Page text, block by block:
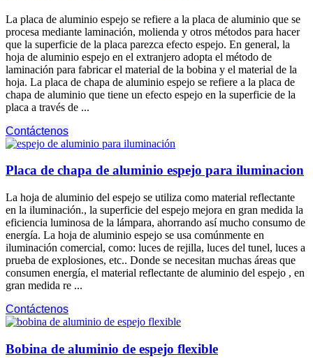
La placa de aluminio espejo se refiere a la placa de aluminio que se
procesa mediante laminación, molienda y otros métodos para hacer
que la superficie de la placa parezca efecto espejo. En general, la
hoja de aluminio espejo en el extranjero adopta el método de
laminación para fabricar el material de la bobina y el material de la
hoja. La placa de chapa de aluminio espejo se refiere a la placa de
chapa de aluminio que tiene un efecto espejo en la superficie de la
placa a través de ...
Contáctenos
Placa de chapa de aluminio espejo para iluminacion
La hoja de aluminio del espejo se utiliza como material reflectante
en la iluminación., la superficie del espejo mejora en gran medida la
eficiencia luminosa de la lámpara, ahorrando así mucho consumo de
energía. La hoja de aluminio espejo se usa comúnmente en
iluminación comercial, como: luces de rejilla, luces del tunel, luces a
prueba de explosiones, etc.. Donde se necesitan muchas áreas que
consumen energía, el material reflectante de aluminio del espejo , en
gran medida re ...
Contáctenos
Bobina de aluminio de espejo flexible